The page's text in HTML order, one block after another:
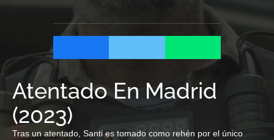
Atentado En Madrid
(2023)
Tras un atentado, Santi es tomado como rehén por el único